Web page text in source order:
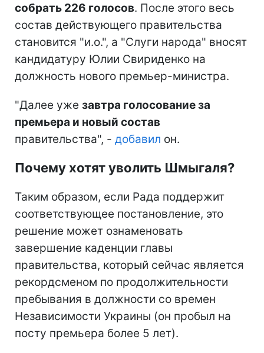
собрать 226 голосов. После этого весь
состав действующего правительства
становится "и.о.", а "Слуги народа" вносят
кандидатуру Юлии Свириденко на
должность нового премьер-министра.
"Далее уже завтра голосование за
премьера и новый состав
правительства", - добавил он.
Почему хотят уволить Шмыгаля?
Таким образом, если Рада поддержит
соответствующее постановление, это
решение может ознаменовать
завершение каденции главы
правительства, который сейчас является
рекордсменом по продолжительности
пребывания в должности со времен
Независимости Украины (он пробыл на
посту премьера более 5 лет).